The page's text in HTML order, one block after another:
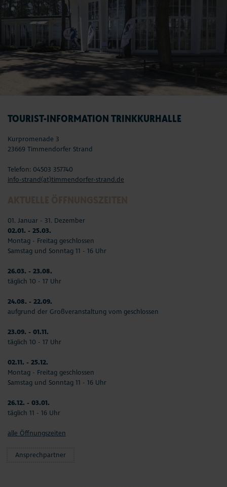
TOURIST-INFORMATION TRINKKURHALLE
Kurpromenade 3
23669 Timmendorfer Strand
Telefon: 04503 357740
info-strand(at)timmendorfer-strand.de
01. Januar - 31. Dezember
02.01. - 25.03.
Montag - Freitag geschlossen
Samstag und Sonntag 11 - 16 Uhr
26.03. - 23.08.
täglich 10 - 17 Uhr
24.08. - 22.09.
aufgrund der Großveranstaltung vom geschlossen
23.09. - 01.11.
täglich 10 - 17 Uhr
02.11. - 25.12.
Montag - Freitag geschlossen
Samstag und Sonntag 11 - 16 Uhr
26.12. - 03.01.
täglich 11 - 16 Uhr
alle Öffnungszeiten
Ansprechpartner